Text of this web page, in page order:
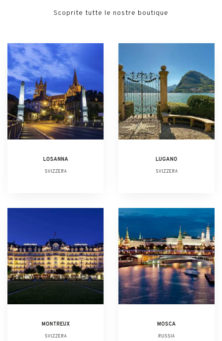
Scoprite tutte le nostre boutique
LOSANNA
SVIZZERA
LUGANO
SVIZZERA
MONTREUX
SVIZZERA
MOSCA
RUSSIA